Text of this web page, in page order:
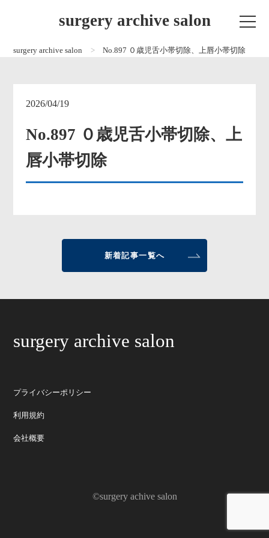
surgery archive salon
surgery archive salon No.897 ０歳児舌小帯切除、上唇小帯切除
2026/04/19
No.897 ０歳児舌小帯切除、上
唇小帯切除
新着記事一覧へ
surgery archive salon
プライバシーポリシー
利用規約
会社概要
©surgery achive salon